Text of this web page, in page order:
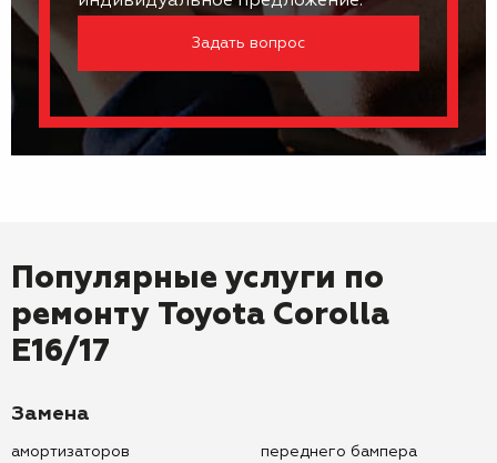
Задать вопрос
Популярные услуги по
ремонту Toyota Corolla
E16/17
Замена
амортизаторов переднего бампера